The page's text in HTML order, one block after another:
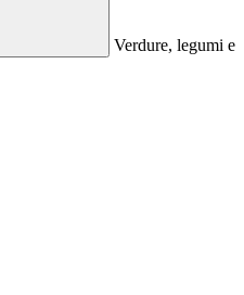
Verdure, legumi e